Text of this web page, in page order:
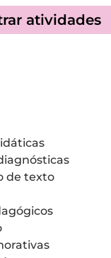
atividades
de texto